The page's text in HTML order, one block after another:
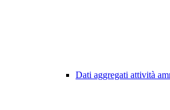
Dati aggregati attività